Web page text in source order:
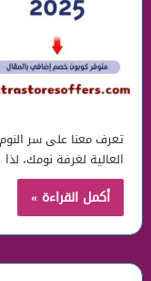
تعرف معنا على سر
العالية لغرفة نومك،
أكمل القراءة »